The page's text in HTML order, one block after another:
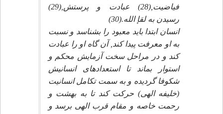
فياضيت,(28) عبادت و پرستش,(29)
رسيدن به لقإ الله.(30)
انسان ابتدا بايد معبود را بشناسد و نسبت
به او معرفت پيدا كند, آن گاه او را عبادت
كند و در مراحل سخت آزمايش محكم و
استوار بماند تا استعدادهاى انسانيش
شكوفا گرديده و به سمت تكامل انسانيت
(خليفه الهى) حركت كند تا به بهشت و
رحمت خاصه و مقام قرب الهى برسد و